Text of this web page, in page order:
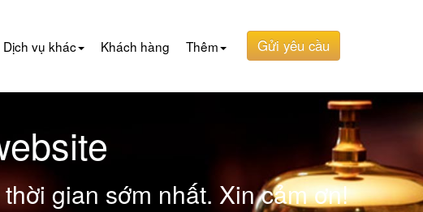
Gửi yêu cầu
Dịch vụ khác Khách hàng Thêm
gian sớm nhất. Xin cảm ơn!